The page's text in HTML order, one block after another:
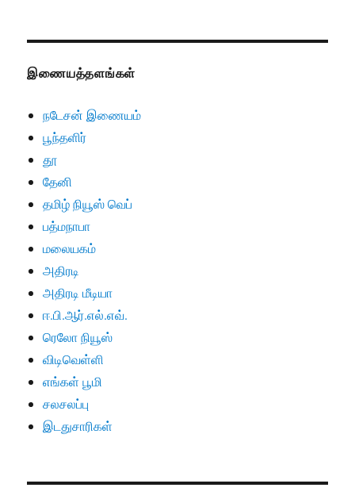
இணையத்தளங்கள்
நடேசன் இணையம்
பூந்தளிர்
தூ
தேனி
தமிழ் நியூஸ் வெப்
பத்மநாபா
மலையகம்
அதிரடி
அதிரடி மீடியா
ஈ.பி.ஆர்.எல்.எவ்.
ரெலோ நியூஸ்
விடிவெள்ளி
எங்கள் பூமி
சலசலப்பு
இடதுசாரிகள்